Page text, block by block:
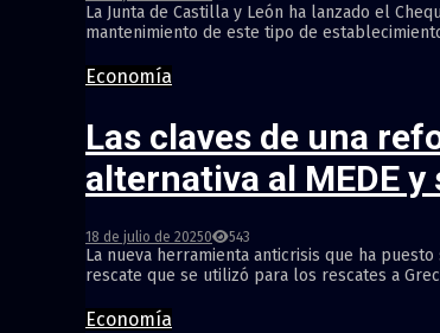
La Junta de Castilla y León ha lanzado el
mantenimiento de este tipo de
Economía
Las claves de una
alternativa al MEDE
18 de julio de 20250 543
La nueva herramienta anticrisis que ha
rescate que se utilizó para los rescates a
Economía